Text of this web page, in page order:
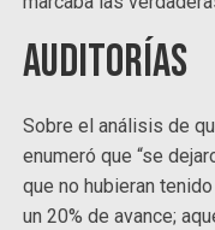
Auditorías
Sobre el análisis de
enumeró que “se
que no hubieran
un 20% de avance;